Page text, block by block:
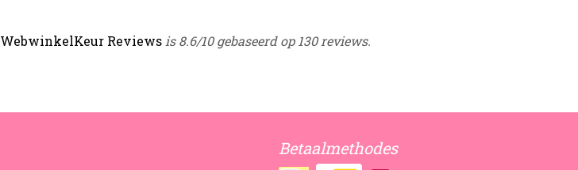
WebwinkelKeur Reviews is 8.6/10 gebaseerd op 130 reviews.
Betaalmethodes